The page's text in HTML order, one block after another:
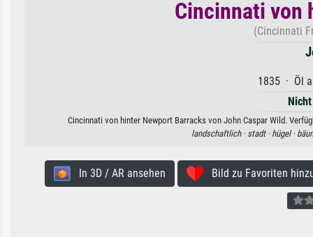
Cincinnati von
(Cincinnati
1835 · Öl
Cincinnati von hinter Newport Barracks von John Caspar Wild.
landschaftlich · stadt · hügel ·
In 3D / AR ansehen Bild zu Favoriten